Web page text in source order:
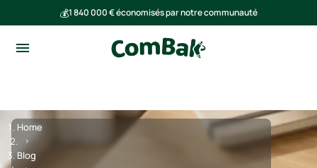
💰1 840 000 € économisés par notre communauté
Home
Blog